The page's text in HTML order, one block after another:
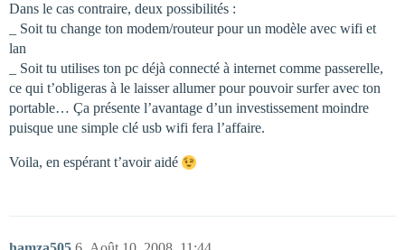
Dans le cas contraire, deux possibilités :
_ Soit tu change ton modem/routeur pour un modèle avec wifi et
lan
_ Soit tu utilises ton pc déjà connecté à internet comme passerelle,
ce qui t’obligeras à le laisser allumer pour pouvoir surfer avec ton
portable… Ça présente l’avantage d’un investissement moindre
puisque une simple clé usb wifi fera l’affaire.
Voila, en espérant t’avoir aidé